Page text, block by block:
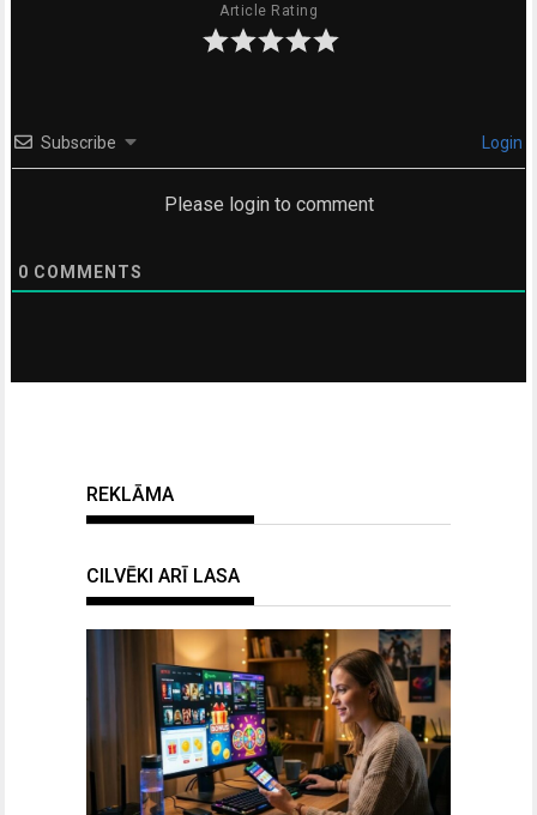
Article Rating
Subscribe Login
Please login to comment
0 COMMENTS
REKLĀMA
CILVĒKI ARĪ LASA